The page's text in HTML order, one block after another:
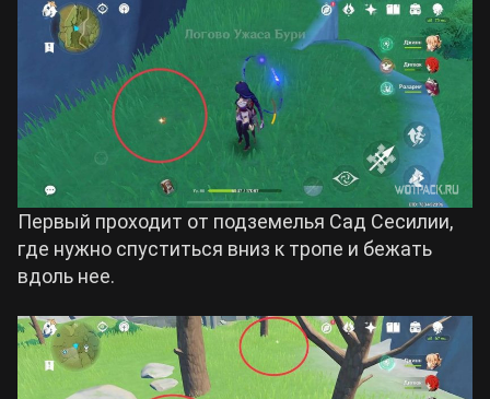
Первый проходит от подземелья Сад Сесилии,
где нужно спуститься вниз к тропе и бежать
вдоль нее.